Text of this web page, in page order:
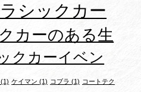
シックカー
カーのある生
クカーイベン
(1) ケイマン (1) コブラ (1) コートテク